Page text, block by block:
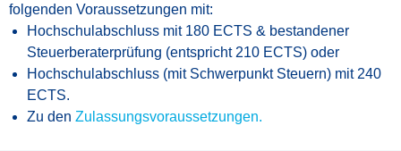
folgenden Voraussetzungen mit:
Hochschulabschluss mit 180 ECTS & bestandener
Steuerberaterprüfung (entspricht 210 ECTS) oder
Hochschulabschluss (mit Schwerpunkt Steuern) mit 240
ECTS.
Zu den Zulassungsvoraussetzungen.